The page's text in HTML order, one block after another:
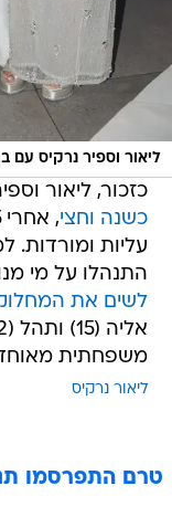
ליאור וספיר נרקיס עם
כזכור, ליאור
כשנה וחצי
עליות ומורדות.
התנהלו על מי
לשים את
משפחתית
ליאור נרקיס
טרם התפרסמו